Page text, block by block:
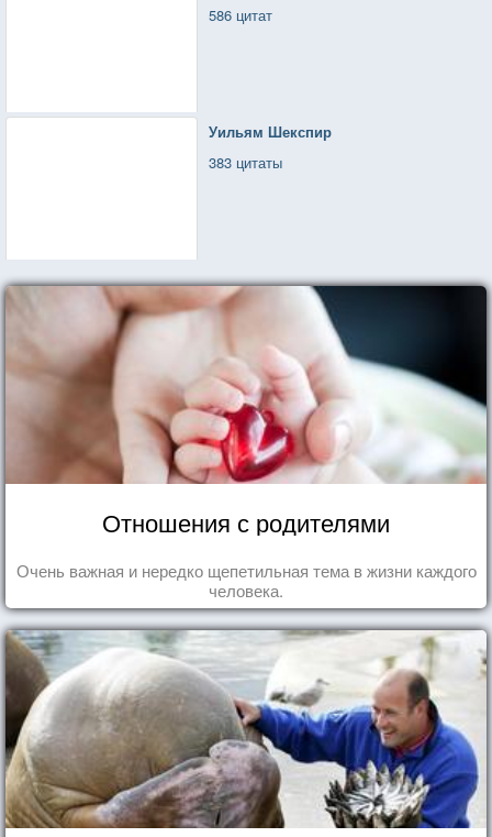
586 цитат
Уильям Шекспир
383 цитаты
Отношения с родителями
Очень важная и нередко щепетильная тема в жизни каждого
человека.